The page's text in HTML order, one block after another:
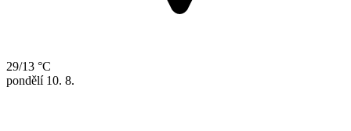
29/13 °C
pondělí 10. 8.